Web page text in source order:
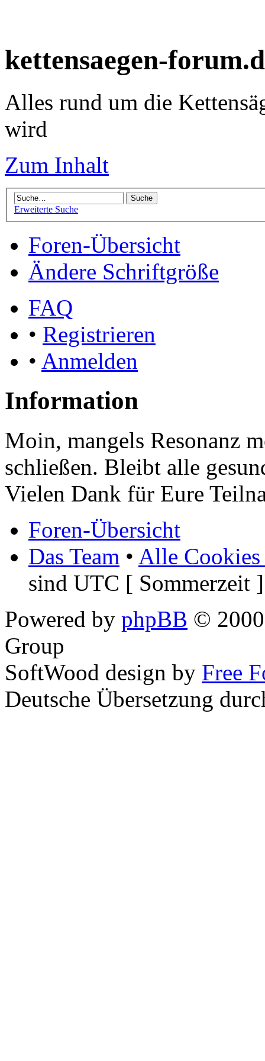
kettensaegen-
Alles rund um die
wird
Zum Inhalt
Erweiterte Suche
Foren-Übersicht
Ändere Schriftgröße
FAQ
• Registrieren
• Anmelden
Information
Moin, mangels Resonanz
schließen. Bleibt alle
Vielen Dank für Eure
Foren-Übersicht
Das Team • Alle Cookies
sind UTC [ Sommerzeit ]
Powered by phpBB ©
Group
SoftWood design by Free
Deutsche Übersetzung